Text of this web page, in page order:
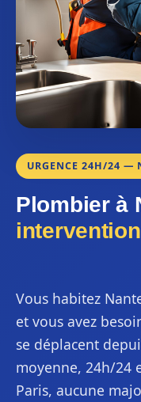
URGENCE 24H/24 —
Plombier à
Vous habitez
et vous avez
se déplacent
moyenne, 24h/24
Paris, aucune